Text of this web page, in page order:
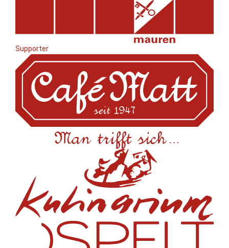
Supporter